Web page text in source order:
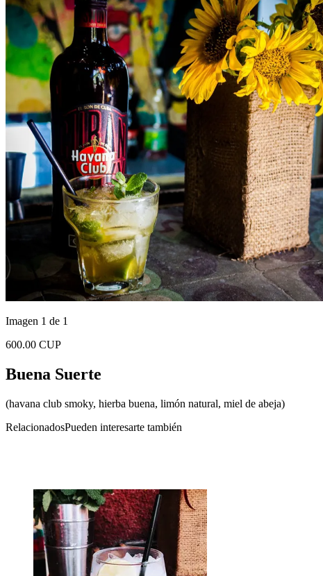
Imagen 1 de 1
600.00 CUP
Buena Suerte
(havana club smoky, hierba buena, limón natural, miel de abeja)
RelacionadosPueden interesarte también